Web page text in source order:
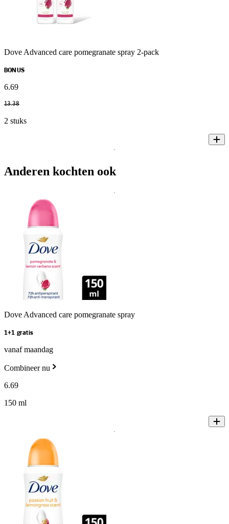
Dove Advanced care pomegranate spray 2-pack
BONUS
6.69
13.38
2 stuks
Anderen kochten ook
Dove Advanced care pomegranate spray
1+1 gratis
vanaf maandag
Combineer nu
6.69
150 ml